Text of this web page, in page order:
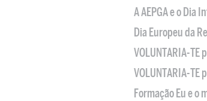
A AEPGA e o Dia
Dia Europeu da
VOLUNTARIA-TE
VOLUNTARIA-TE
Formação Eu e o